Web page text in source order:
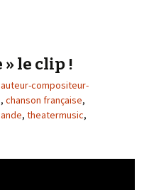
» le clip !
auteur-compositeur-
, chanson française,
, theatermusic,